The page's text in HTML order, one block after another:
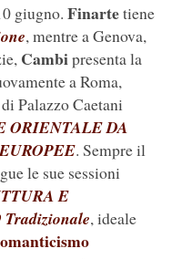
giugno. Finartetiene
, mentre a Genova,
Cambipresenta la
a Roma,
Palazzo Caetani
ORIENTALE DA
. Sempre il
le sue sessioni
E
, ideale